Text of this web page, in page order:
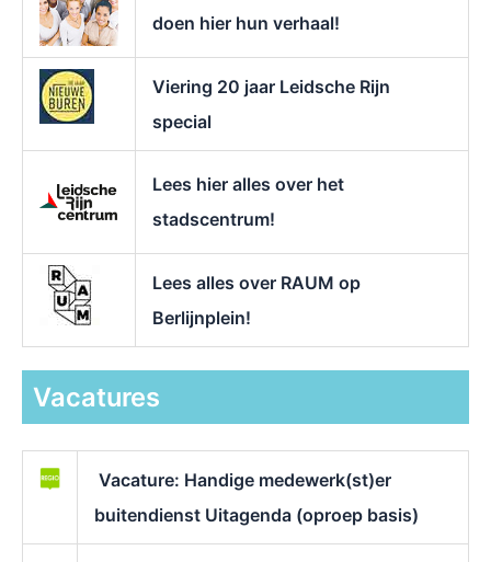
doen hier hun verhaal!
Viering 20 jaar Leidsche Rijn
special
Lees hier alles over het
stadscentrum!
Lees alles over RAUM op
Berlijnplein!
Vacatures
Vacature: Handige medewerk(st)er
buitendienst Uitagenda (oproep basis)